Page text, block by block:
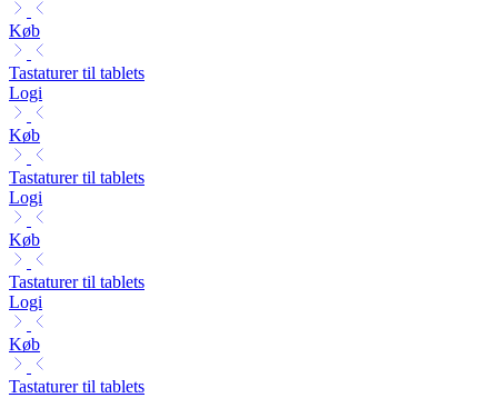
Køb
Tastaturer til tablets
Logi
Køb
Tastaturer til tablets
Logi
Køb
Tastaturer til tablets
Logi
Køb
Tastaturer til tablets